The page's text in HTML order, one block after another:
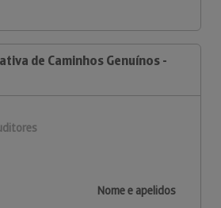
de Caminhos Genuínos -
Nome e apelidos